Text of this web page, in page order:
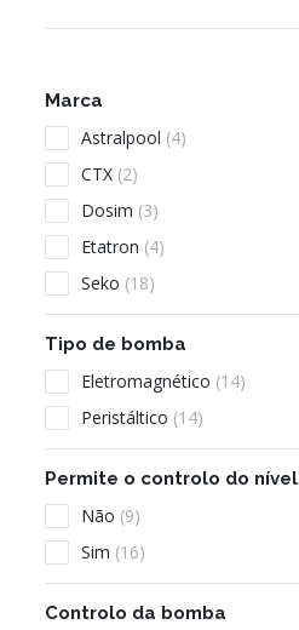
Marca
Astralpool (4)
CTX (2)
Dosim (3)
Etatron (4)
Seko (18)
Tipo de bomba
Eletromagnético (14)
Peristáltico (14)
Permite o controlo do nível
Não (9)
Sim (16)
Controlo da bomba